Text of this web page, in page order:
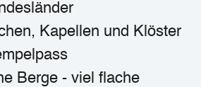
Kapellen und Klöster
Berge - viel flache